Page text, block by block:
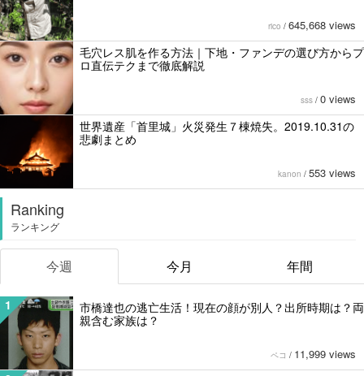
rico / 645,668 views
毛穴レス肌を作る方法｜下地・ファンデの選び方からプ
ロ直伝テクまで徹底解説
sss / 0 views
世界遺産「首里城」火災発生７棟焼失。2019.10.31の
悲劇まとめ
kanon / 553 views
Ranking
ランキング
今週 今月 年間
1
市橋達也の逃亡生活！現在の顔が別人？出所時期は？両
親含む家族は？
ペコ / 11,999 views